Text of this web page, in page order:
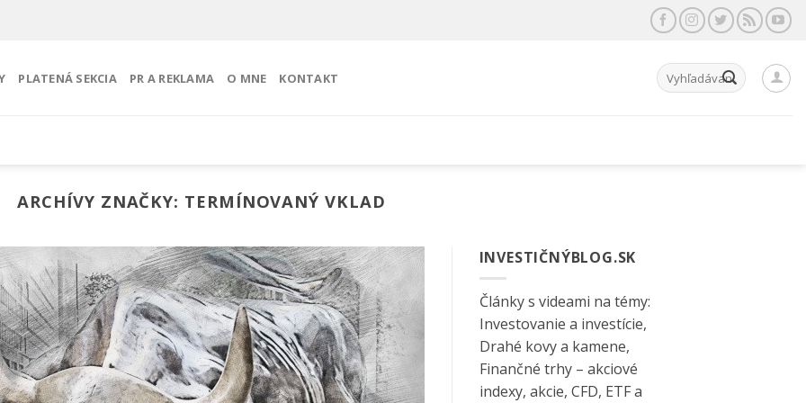
PLATENÁ SEKCIA PR A REKLAMA O MNE KONTAKT Hľadať:
ARCHÍVY ZNAČKY: TERMÍNOVANÝ VKLAD
INVESTIČNÝBLOG.SK
Články s videami na témy:
Investovanie a investície,
Drahé kovy a kamene,
Finančné trhy – akciové
indexy, akcie, CFD, ETF a